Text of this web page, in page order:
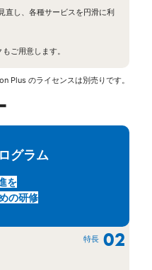
直し、各種サービスを円滑に利
ご用意します。
Plus のライセンスは別売りです。
グラム
を
の研修
特長 02